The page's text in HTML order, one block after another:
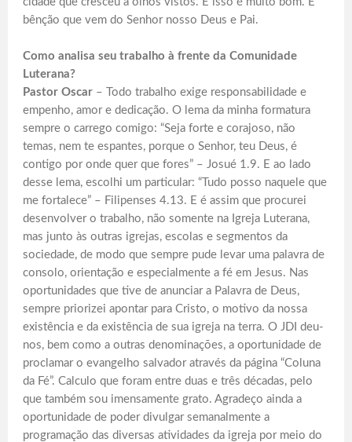
bênção que vem do Senhor nosso Deus e Pai.
Como analisa seu trabalho à frente da Comunidade
Luterana?
Pastor Oscar – Todo trabalho exige responsabilidade e
empenho, amor e dedicação. O lema da minha formatura
sempre o carrego comigo: “Seja forte e corajoso, não
temas, nem te espantes, porque o Senhor, teu Deus, é
contigo por onde quer que fores” – Josué 1.9. E ao lado
desse lema, escolhi um particular: “Tudo posso naquele que
me fortalece” – Filipenses 4.13. E é assim que procurei
desenvolver o trabalho, não somente na Igreja Luterana,
mas junto às outras igrejas, escolas e segmentos da
sociedade, de modo que sempre pude levar uma palavra de
consolo, orientação e especialmente a fé em Jesus. Nas
oportunidades que tive de anunciar a Palavra de Deus,
sempre priorizei apontar para Cristo, o motivo da nossa
existência e da existência de sua igreja na terra. O JDI deu-
nos, bem como a outras denominações, a oportunidade de
proclamar o evangelho salvador através da página “Coluna
da Fé”. Calculo que foram entre duas e três décadas, pelo
que também sou imensamente grato. Agradeço ainda a
oportunidade de poder divulgar semanalmente a
programação das diversas atividades da igreja por meio do